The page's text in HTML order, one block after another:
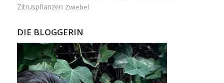
Zitruspflanzen Zwiebel
DIE BLOGGERIN